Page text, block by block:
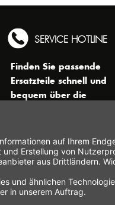
SERVICE HOTLINE
Finden Sie passende
Ersatzteile schnell und
bequem über die
erreichen Sie telefonisch
Dienstags bis Donnerstags von
10 bis 16 Uhr (außer an
Feiertagen) unter Telefon +49
(0) 41 65 / 22 25 - 0